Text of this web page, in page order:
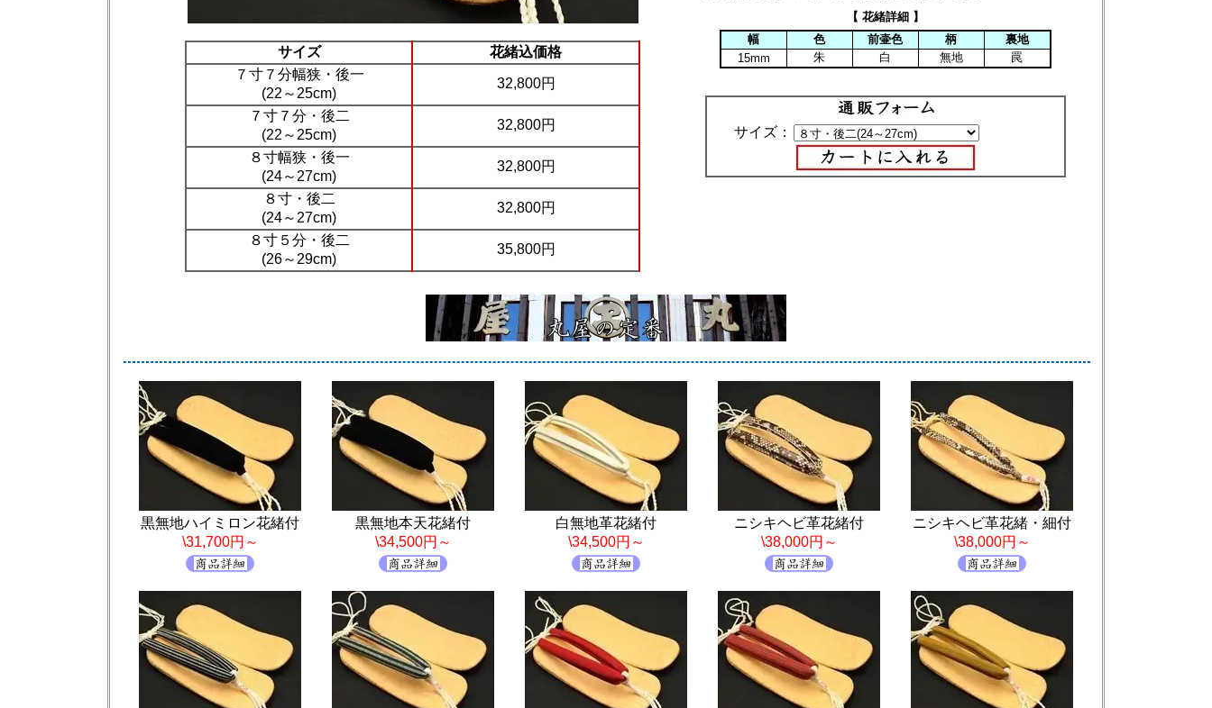
サイズ
花緒込価格
７寸７分幅狭・後一
(22～25cm)
32,800円
７寸７分・後二
(22～25cm)
32,800円
８寸幅狭・後一
(24～27cm)
32,800円
８寸・後二
(24～27cm)
32,800円
８寸５分・後二
(26～29cm)
35,800円
【 花緒詳細 】
幅
色 前壷色 柄
裏地
15mm
朱 白 無地 罠
サイズ：
黒無地ハイミロン花緒付
\31,700円～
黒無地本天花緒付
\34,500円～
白無地革花緒付
\34,500円～
ニシキヘビ革花緒付
\38,000円～
ニシキヘビ革花緒・細付
\38,000円～